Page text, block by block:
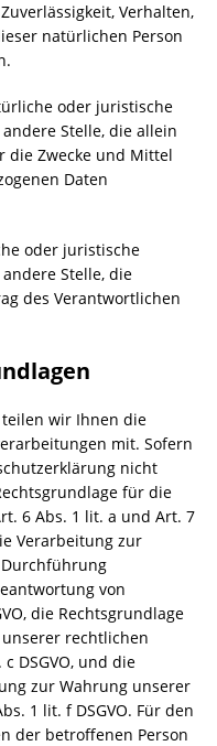
Verhalten,
natürlichen Person
oder juristische
Stelle, die allein
die Zwecke und Mittel
Daten
oder juristische
Stelle, die
des Verantwortlichen
teilen wir Ihnen die
mit. Sofern
nicht
für die
6 Abs. 1 lit. a und Art. 7
Verarbeitung zur
von
die Rechtsgrundlage
rechtlichen
DSGVO, und die
zur Wahrung unserer
1 lit. f DSGVO. Für den
der betroffenen Person